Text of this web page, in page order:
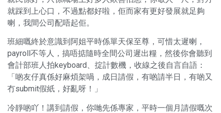
就踩到上心口，不過點都好啦，佢而家有更好發展就足夠
喇，我間公司配唔起佢。
班細嘅終於意識到阿姐平時係單天保至尊，可惜太遲喇，
payroll不等人，搞唔掂隨時全間公司遲出糧，然後你會聽到
會計部班人拍keyboard、掟計數機，收線之後自言自語：
「啲友仔真係好麻煩架喎，成日請假，有啲請半日，有啲又
冇submit假紙，好亂呀！」
冷靜啲吖！講到請假，你哋先係專家，平時一個月請假嘅次